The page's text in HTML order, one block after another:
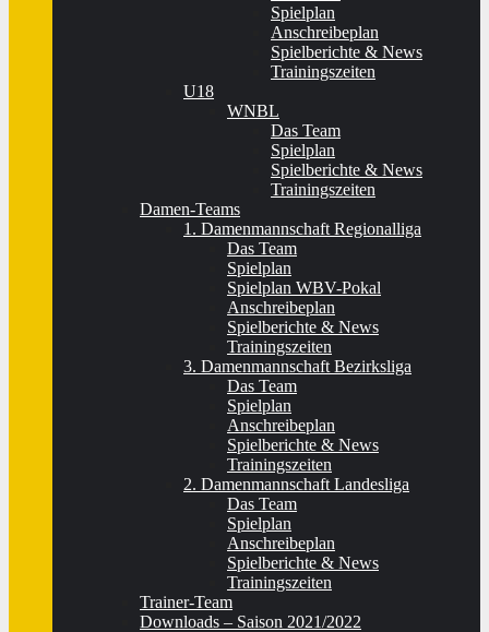
Spielplan
Anschreibeplan
Spielberichte & News
Trainingszeiten
U18
WNBL
Das Team
Spielplan
Spielberichte & News
Trainingszeiten
Damen-Teams
1. Damenmannschaft Regionalliga
Das Team
Spielplan
Spielplan WBV-Pokal
Anschreibeplan
Spielberichte & News
Trainingszeiten
3. Damenmannschaft Bezirksliga
Das Team
Spielplan
Anschreibeplan
Spielberichte & News
Trainingszeiten
2. Damenmannschaft Landesliga
Das Team
Spielplan
Anschreibeplan
Spielberichte & News
Trainingszeiten
Trainer-Team
Downloads – Saison 2021/2022